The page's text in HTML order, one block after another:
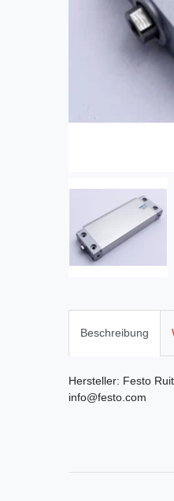
Beschreibung
Hersteller: Festo
info@festo.com